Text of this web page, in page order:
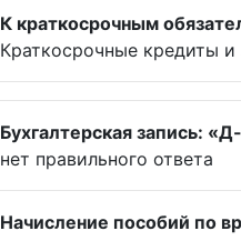
К краткосрочным
Краткосрочные кредиты
Бухгалтерская запись:
нет правильного ответа
Начисление пособий по